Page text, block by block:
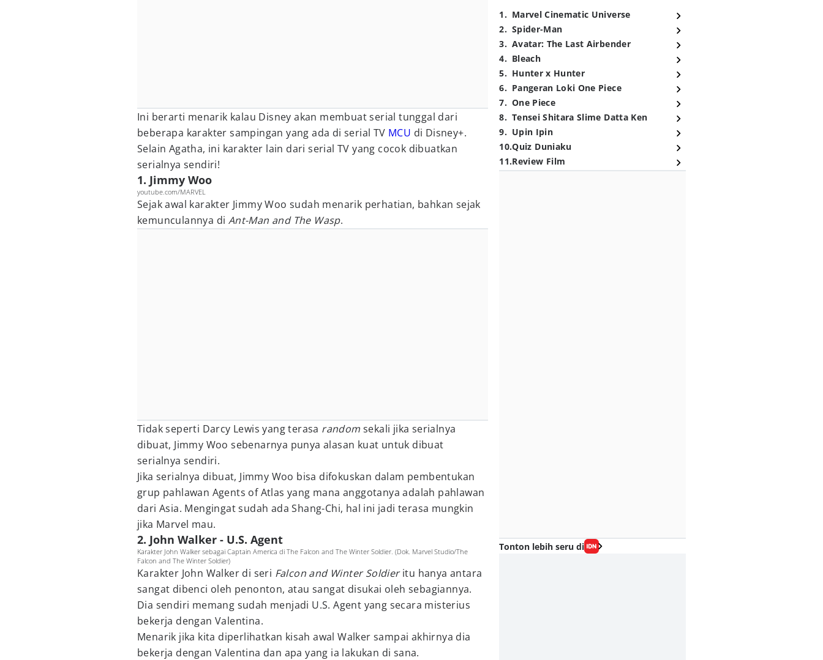
Ini berarti menarik kalau Disney akan membuat serial tunggal dari
beberapa karakter sampingan yang ada di serial TV MCU di Disney+.
Selain Agatha, ini karakter lain dari serial TV yang cocok dibuatkan
serialnya sendiri!
1. Jimmy Woo
youtube.com/MARVEL
Sejak awal karakter Jimmy Woo sudah menarik perhatian, bahkan sejak
kemunculannya di Ant-Man and The Wasp.
Tidak seperti Darcy Lewis yang terasa randomsekali jika serialnya
dibuat, Jimmy Woo sebenarnya punya alasan kuat untuk dibuat
serialnya sendiri.
Jika serialnya dibuat, Jimmy Woo bisa difokuskan dalam pembentukan
grup pahlawan Agents of Atlas yang mana anggotanya adalah pahlawan
dari Asia. Mengingat sudah ada Shang-Chi, hal ini jadi terasa mungkin
jika Marvel mau.
2. John Walker - U.S. Agent
Karakter John Walker sebagai Captain America di The Falcon and The Winter Soldier. (Dok. Marvel Studio/The
Falcon and The Winter Soldier)
Karakter John Walker di seri Falcon and Winter Soldieritu hanya antara
sangat dibenci oleh penonton, atau sangat disukai oleh sebagiannya.
Dia sendiri memang sudah menjadi U.S. Agent yang secara misterius
bekerja dengan Valentina.
Menarik jika kita diperlihatkan kisah awal Walker sampai akhirnya dia
bekerja dengan Valentina dan apa yang ia lakukan di sana.
1. Marvel Cinematic Universe
2. Spider-Man
3. Avatar: The Last Airbender
4. Bleach
5. Hunter x Hunter
6. Pangeran Loki One Piece
7. One Piece
8. Tensei Shitara Slime Datta Ken
9. Upin Ipin
10.Quiz Duniaku
11.Review Film
Tonton lebih seru di